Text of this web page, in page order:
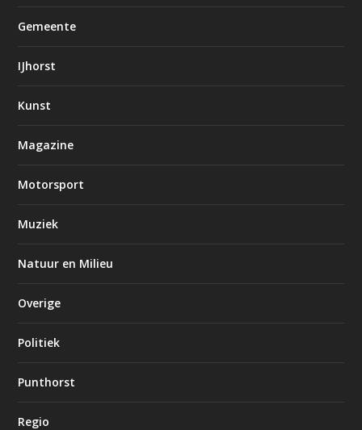
Gemeente
IJhorst
Kunst
Magazine
Motorsport
Muziek
Natuur en Milieu
Overige
Politiek
Punthorst
Regio